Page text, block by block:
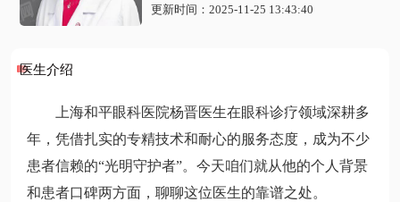
更新时间：2025-11-25 13:43:40
医生介绍
上海和平眼科医院杨晋医生在眼科诊疗领域深耕多
年，凭借扎实的专精技术和耐心的服务态度，成为不少
患者信赖的“光明守护者”。今天咱们就从他的个人背景
和患者口碑两方面，聊聊这位医生的靠谱之处。